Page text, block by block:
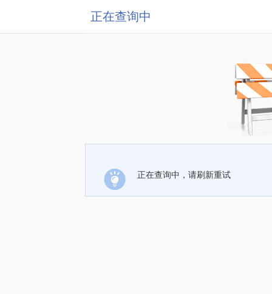
正在查询中
正在查询中，请刷新重试